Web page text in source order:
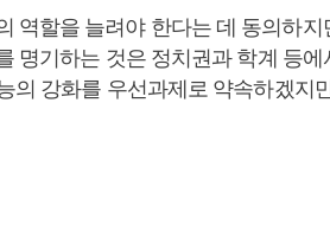
역할을 늘려야 한다는 데 동의하
명기하는 것은 정치권과 학계 등
의 강화를 우선과제로 약속하겠지